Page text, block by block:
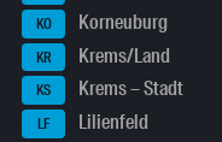
KO Korneuburg
KR Krems/Land
KS Krems – Stadt
LF Lilienfeld